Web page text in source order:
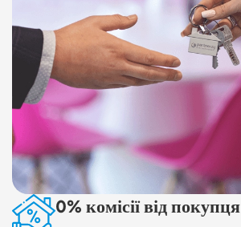
0% комісії від покупця